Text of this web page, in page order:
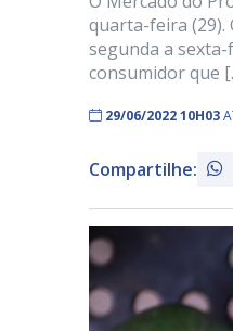
quarta-feira (29).
segunda a sexta-
consumidor que
29/06/2022 10H03
Compartilhe: